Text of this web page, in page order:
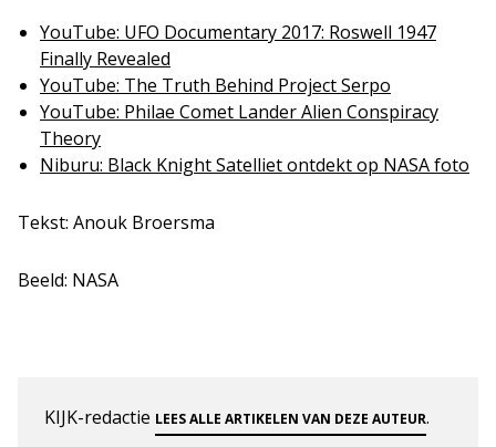
YouTube: UFO Documentary 2017: Roswell 1947
Finally Revealed
YouTube: The Truth Behind Project Serpo
YouTube: Philae Comet Lander Alien Conspiracy
Theory
Niburu: Black Knight Satelliet ontdekt op NASA foto
Tekst: Anouk Broersma
Beeld: NASA
KIJK-redactie LEES ALLE ARTIKELEN VAN DEZE AUTEUR.